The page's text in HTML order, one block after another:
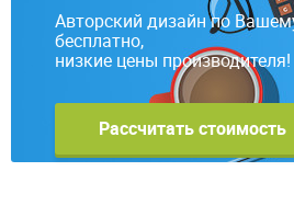
Авторский дизайн по
бесплатно,
низкие цены производителя!
Рассчитать стоимость